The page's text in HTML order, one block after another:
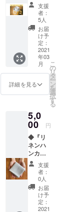
す。シ
ベリア
から佐
賀・伊
万里港
に輸入
された
亜麻の
種を、
佐賀県
太良町
度抜群
です！
ナル
ジャ
ケッ
ト う
（い）
コー
ヒー』
７個
セット
クラブ
リオの
かわい
ちがオ
リジナ
ルジャ
ケット
となっ
たド
リップ
コー
ヒーで
す！
支援
者：
5人
お届
け予
定：
2021
年03
月
詳細を見る
こ
の
リ
タ
ー
ン
を
選
択
す
る
5,0
00 円
◆『リ
ネンハ
ンカ
チ』 水
分を
しっか
り拭き
取って
くれる
リネン
支援
者：
0人
お届
け予
定：
2021